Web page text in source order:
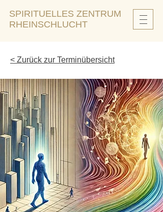
SPIRITUELLES ZENTRUM
RHEINSCHLUCHT
< Zurück zur Terminübersicht